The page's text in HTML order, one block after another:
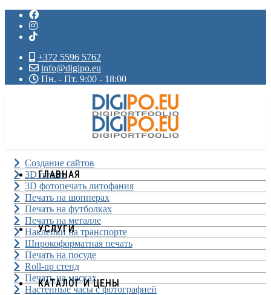
+372 5596 5762
info@digipo.eu
Пн. - Пт. 9:00 - 18:00
ГЛАВНАЯ
УСЛУГИ
КАТАЛОГ И ЦЕНЫ
Создание сайтов
3D печать
3D фотопечать литофания
Печать на шопперах
Печать на футболках
Печать на металле
Наклейки на транспорте
Широкоформатная печать
Печать на посуде
Roll-up стенд
Печать на масках
Настенные часы с фотографией